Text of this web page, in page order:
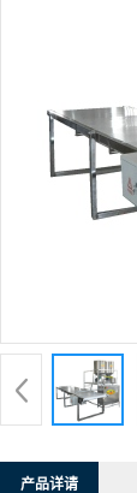
产品详请